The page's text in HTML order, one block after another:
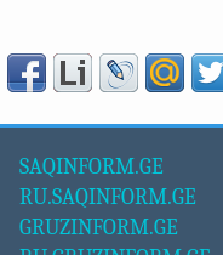
SAQINFORM.GE
RU.SAQINFORM.GE
GRUZINFORM.GE